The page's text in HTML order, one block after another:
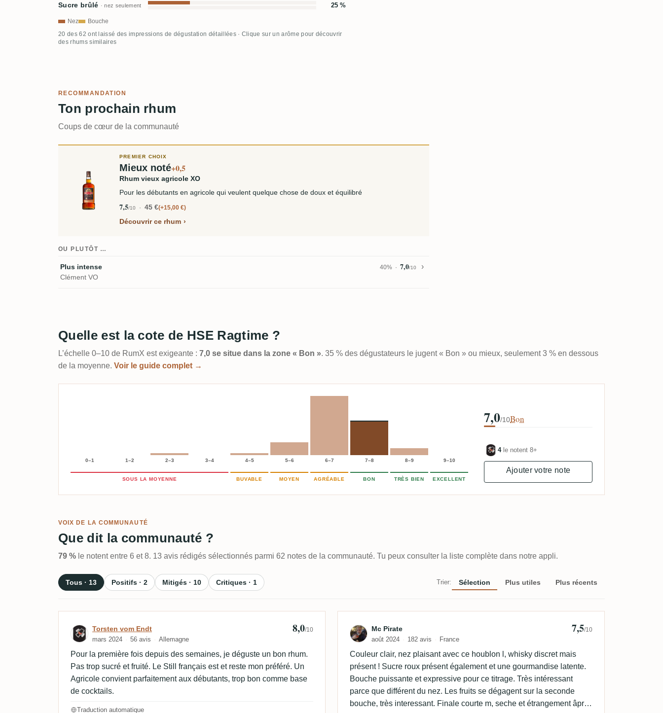
Sucre brûlé · nez seulement 25 %
Nez Bouche
20 des 62 ont laissé des impressions de dégustation détaillées · Clique sur un arôme pour découvrir
des rhums similaires
RECOMMANDATION
Ton prochain rhum
Coups de cœur de la communauté
PREMIER CHOIX
Mieux noté+0,5
Rhum vieux agricole XO
Pour les débutants en agricole qui veulent quelque chose de doux et équilibré
7,5/10 45 € +15,00 €
Découvrir ce rhum
OU PLUTÔT …
Plus intense 40% 7,0/10
Clément VO
Quelle est la cote de HSE Ragtime ?
L’échelle 0–10 de RumX est exigeante : 7,0 se situe dans la zone « Bon ». 35 % des dégustateurs le jugent « Bon » ou mieux, seulement 3 % en dessous
de la moyenne. Voir le guide complet →
0–1 1–2 2–3 3–4 4–5 5–6 6–7 7–8 8–9 9–10
SOUS LA MOYENNE BUVABLE MOYEN AGRÉABLE BON TRÈS BIEN EXCELLENT
7,0/10Bon
4le notent 8+
Ajouter votre note
VOIX DE LA COMMUNAUTÉ
Que dit la communauté ?
79 % le notent entre 6 et 8. 13 avis rédigés sélectionnés parmi 62 notes de la communauté. Tu peux consulter la liste complète dans notre appli.
Tous · 13 Positifs · 2 Mitigés · 10 Critiques · 1 Trier: Sélection Plus utiles Plus récents
Avis de Torsten vom Endt
Torsten vom Endt
mars 2024 56 avis Allemagne
8,0/10
Pour la première fois depuis des semaines, je déguste un bon rhum.
Pas trop sucré et fruité. Le Still français est et reste mon préféré. Un
Agricole convient parfaitement aux débutants, trop bon comme base
de cocktails.
Traduction automatique
Avis de Mc Pirate
Mc Pirate
août 2024 182 avis France
7,5/10
Couleur clair, nez plaisant avec ce houblon l, whisky discret mais
présent ! Sucre roux présent également et une gourmandise latente.
Bouche puissante et expressive pour ce titrage. Très intéressant
parce que différent du nez. Les fruits se dégagent sur la seconde
bouche, très interessant. Finale courte m, seche et étrangement âpre